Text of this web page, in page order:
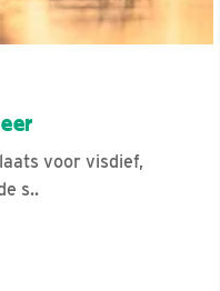
voor visdief,
s..